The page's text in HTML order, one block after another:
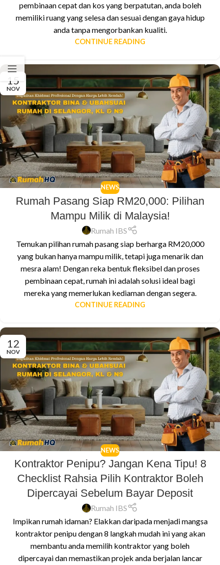
pembinaan cepat dan kos yang berpatutan, anda boleh
memiliki ruang yang selesa dan sesuai dengan gaya hidup
anda tanpa mengorbankan kualiti.
CONTINUE READING
15
NOV
NEWS
Rumah Pasang Siap RM20,000: Pilihan
Mampu Milik di Malaysia!
Rumah IBS
Temukan pilihan rumah pasang siap berharga RM20,000
yang bukan hanya mampu milik, tetapi juga menarik dan
mesra alam! Dengan reka bentuk fleksibel dan proses
pembinaan cepat, rumah ini adalah solusi ideal bagi
mereka yang memerlukan kediaman dengan segera.
CONTINUE READING
12
NOV
NEWS
Kontraktor Penipu? Jangan Kena Tipu! 8
Checklist Rahsia Pilih Kontraktor Boleh
Dipercayai Sebelum Bayar Deposit
Rumah IBS
Impikan rumah idaman? Elakkan daripada menjadi mangsa
kontraktor penipu dengan 8 langkah mudah ini yang akan
membantu anda memilih kontraktor yang boleh
dipercayai dan memastikan projek anda berjalan lancar